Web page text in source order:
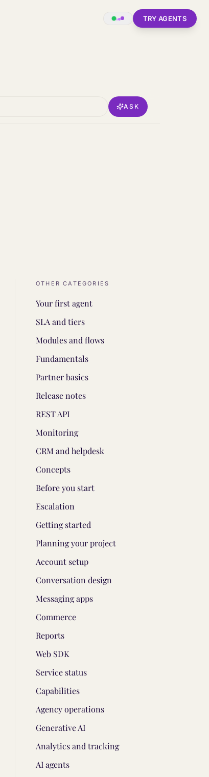
TRY AGENTS
ASK
OTHER CATEGORIES
Your first agent
SLA and tiers
Modules and flows
Fundamentals
Partner basics
Release notes
REST API
Monitoring
CRM and helpdesk
Concepts
Before you start
Escalation
Getting started
Planning your project
Account setup
Conversation design
Messaging apps
Commerce
Reports
Web SDK
Service status
Capabilities
Agency operations
Generative AI
Analytics and tracking
AI agents